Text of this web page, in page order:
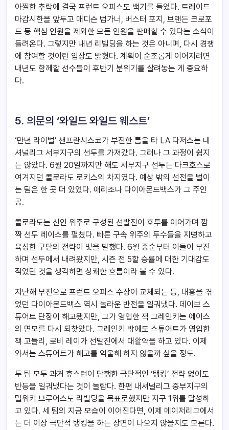
아찔한 추락에 결국 프런트 오피스도 백기를 들었다. 트레이드
마감시한을 앞두고 매디슨 범가너, 버스터 포지, 브랜든 크로포
드 등 핵심 인원을 제외한 모든 인원을 판매할 수 있다는 소식이
들려온다. 그렇지만 내년 리빌딩을 하는 것은 아니며, 다시 경쟁
에 참여할 것이란 입장도 밝혔다. 계획이 순조롭게 이어지려면
내년도 함께할 선수들이 후반기 분위기를 살려놓는 게 중요하
다.
5. 의문의 ‘와일드 와일드 웨스트’
‘만년 라이벌’ 샌프란시스코가 부진한 틈을 타 LA 다저스는 내
셔널리그 서부지구의 선두를 가져갔다. 그러나 그 과정이 쉽지
는 않았다. 6월 20일까지만 해도 서부지구 선두는 다크호스로
여겨지던 콜로라도 로키스의 차지였다. 예상 밖의 선전을 벌이
는 팀은 한 곳 더 있었다. 애리조나 다이아몬드백스가 그 주인
공.
콜로라도는 신인 위주로 구성된 선발진이 호투를 이어가며 깜
짝 선두 레이스를 펼쳤다. 빠른 구속 위주의 투수들을 지명하고
육성한 구단의 전략이 빛을 발했다. 6월 중순부터 이들이 부진
하며 선두에서 내려왔지만, 시즌 전 5할 승률에 대한 기대감도
적었던 것을 생각하면 상쾌한 흐름이라 볼 수 있다.
지난해 부진으로 프런트 오피스 수장이 교체되는 등, 내홍을 겪
었던 다이아몬드백스 역시 놀라운 반전을 일궈냈다. 데이브 스
튜어트 단장이 해고됐지만, 그가 영입한 잭 그레인키는 에이스
의 면모를 다시 되찾았다. 그레인키 밖에도 스튜어트가 영입한
잭 고들리, 로비 레이가 선발진에서 대활약을 하고 있다. 이제
와서는 스튜어트가 해고를 억울해 하지 않을까 싶을 정도.
두 팀 모두 과거 휴스턴이 단행한 극단적인 ‘탱킹’ 전략 없이도
반등을 일궈냈다는 것이 놀랍다. 한편 내셔널리그 중부지구의
밀워키 브루어스도 리빌딩을 목표로했지만 지구 1위를 달성하
고 있다. 세 팀의 지금 모습이 이어진다면, 이제 메이저리그에서
는 더 이상 극단적 탱킹을 하는 장면이 나오지 않을지도 모른다.